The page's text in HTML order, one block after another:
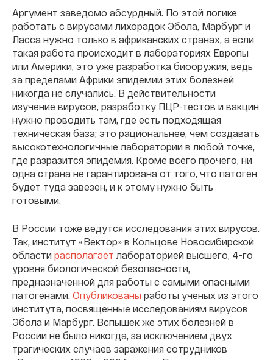
Аргумент заведомо абсурдный. По этой логике
работать с вирусами лихорадок Эбола, Марбург и
Ласса нужно только в африканских странах, а если
такая работа происходит в лабораториях Европы
или Америки, это уже разработка биооружия, ведь
за пределами Африки эпидемии этих болезней
никогда не случались. В действительности
изучение вирусов, разработку ПЦР-тестов и вакцин
нужно проводить там, где есть подходящая
техническая база; это рациональнее, чем создавать
высокотехнологичные лаборатории в любой точке,
где разразится эпидемия. Кроме всего прочего, ни
одна страна не гарантирована от того, что патоген
будет туда завезен, и к этому нужно быть
готовыми.
В России тоже ведутся исследования этих вирусов.
Так, институт «Вектор» в Кольцове Новосибирской
области располагает лабораторией высшего, 4-го
уровня биологической безопасности,
предназначенной для работы с самыми опасными
патогенами. Опубликованы работы ученых из этого
института, посвященные исследованиям вирусов
Эбола и Марбург. Вспышек же этих болезней в
России не было никогда, за исключением двух
трагических случаев заражения сотрудников